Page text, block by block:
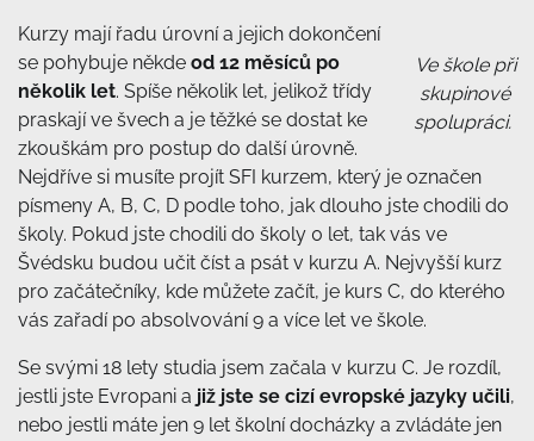
Ve škole při
skupinové
spolupráci.
Kurzy mají řadu úrovní a jejich dokončení
se pohybuje někde od 12 měsíců po
několik let. Spíše několik let, jelikož třídy
praskají ve švech a je těžké se dostat ke
zkouškám pro postup do další úrovně.
Nejdříve si musíte projít SFI kurzem, který je označen
písmeny A, B, C, D podle toho, jak dlouho jste chodili do
školy. Pokud jste chodili do školy 0 let, tak vás ve
Švédsku budou učit číst a psát v kurzu A. Nejvyšší kurz
pro začátečníky, kde můžete začít, je kurs C, do kterého
vás zařadí po absolvování 9 a více let ve škole.
Se svými 18 lety studia jsem začala v kurzu C. Je rozdíl,
jestli jste Evropani a již jste se cizí evropské jazyky učili,
nebo jestli máte jen 9 let školní docházky a zvládáte jen